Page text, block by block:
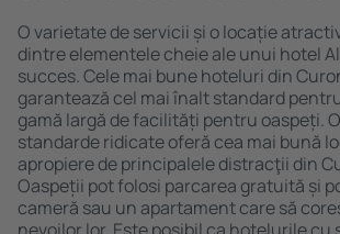
O varietate de servicii și o locație
dintre elementele cheie ale unui hotel
succes. Cele mai bune hoteluri din
garantează cel mai înalt standard
gamă largă de facilități pentru oaspeți.
standarde ridicate oferă cea mai bună
apropiere de principalele distracţii din
Oaspeții pot folosi parcarea gratuită și
cameră sau un apartament care să